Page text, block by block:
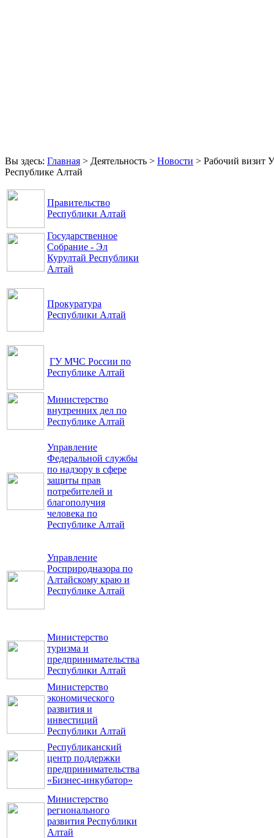
Вы здесь: Главная > Деятельность > Новости > Рабочий визит
Республике Алтай
Правительство
Республики Алтай
Государственное
Собрание - Эл
Курултай Республики
Алтай
Прокуратура
Республики Алтай
ГУ МЧС России по
Республике Алтай
Министерство
внутренних дел по
Республике Алтай
Управление
Федеральной службы
по надзору в сфере
защиты прав
потребителей и
благополучия
человека по
Республике Алтай
Управление
Росприродназора по
Алтайскому краю и
Республике Алтай
Министерство
туризма и
предпринимательства
Республики Алтай
Министерство
экономического
развития и
инвестиций
Республики Алтай
Республиканский
центр поддержки
предпринимательства
«Бизнес-инкубатор»
Министерство
регионального
развития Республики
Алтай